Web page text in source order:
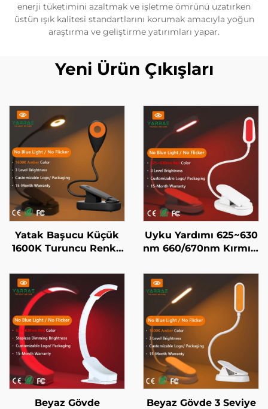
enerji tüketimini azaltmak ve işletme ömrünü uzatırken
üstün ışık kalitesi standartlarını korumak amacıyla yoğun
araştırma ve geliştirme yatırımları yapar.
Yeni Ürün Çıkışları
Yatak Başucu Küçük
1600K Turuncu Renkli
Cisim LED Kitap Işığı
Uyku Yardımı 625~630
nm 660/670nm Kırmızı
Işık Yok Beyaz Cisim
LED Kitap Işığı
Beyaz Gövde
Beyaz Gövde 3 Seviye